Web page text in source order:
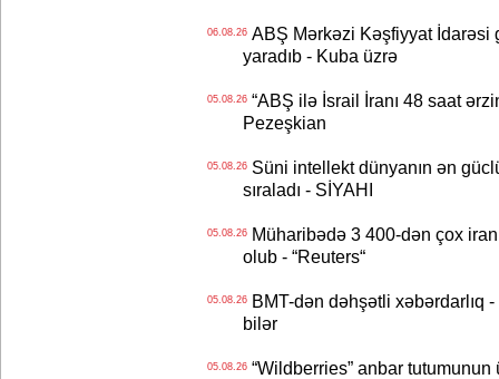
06.08.26ABŞ Mərkəzi Kəşfiyyat İdarəsi
yaradıb - Kuba üzrə
05.08.26“ABŞ ilə İsrail İranı 48 saat
Pezeşkian
05.08.26Süni intellekt dünyanın ən
sıraladı - SİYAHI
05.08.26Müharibədə 3 400-dən çox
olub - “Reuters“
05.08.26BMT-dən dəhşətli xəbərdarlıq
bilər
05.08.26“Wildberries” anbar tutumunun